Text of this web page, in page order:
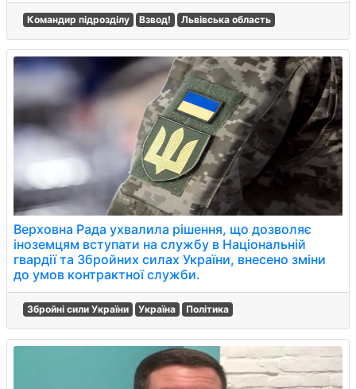
Командир підрозділу Взвод! Львівська область
Верховна Рада ухвалила рішення, що дозволяє
іноземцям вступати на службу в Національній
гвардії та Збройних силах України, внесено зміни
до умов контрактної служби.
Збройні сили України Україна Політика